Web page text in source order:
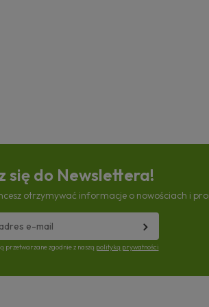
się do Newslettera!
otrzymywać informacje o nowościach i
przetwarzane zgodnie z naszą polityką prywatności